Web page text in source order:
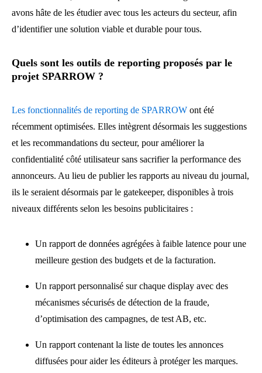
avons hâte de les étudier avec tous les acteurs du secteur, afin
d’identifier une solution viable et durable pour tous.
Quels sont les outils de reporting proposés par le
projet SPARROW ?
Les fonctionnalités de reporting de SPARROW ont été
récemment optimisées. Elles intègrent désormais les suggestions
et les recommandations du secteur, pour améliorer la
confidentialité côté utilisateur sans sacrifier la performance des
annonceurs. Au lieu de publier les rapports au niveau du journal,
ils le seraient désormais par le gatekeeper, disponibles à trois
niveaux différents selon les besoins publicitaires :
Un rapport de données agrégées à faible latence pour une
meilleure gestion des budgets et de la facturation.
Un rapport personnalisé sur chaque display avec des
mécanismes sécurisés de détection de la fraude,
d’optimisation des campagnes, de test AB, etc.
Un rapport contenant la liste de toutes les annonces
diffusées pour aider les éditeurs à protéger les marques.